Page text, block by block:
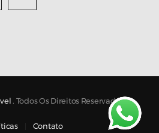
. Todos Os Direitos Reservados.
Contato